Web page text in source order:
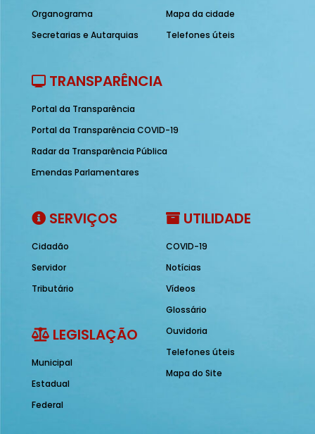
Organograma
Secretarias e Autarquias
Mapa da cidade
Telefones úteis
TRANSPARÊNCIA
Portal da Transparência
Portal da Transparência COVID-19
Radar da Transparência Pública
Emendas Parlamentares
SERVIÇOS
Cidadão
Servidor
Tributário
LEGISLAÇÃO
Municipal
Estadual
Federal
UTILIDADE
COVID-19
Notícias
Vídeos
Glossário
Ouvidoria
Telefones úteis
Mapa do Site